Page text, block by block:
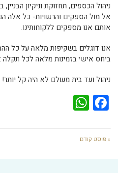
ניהול הכספים, תחזוקת וניקיון
אל מול הספקים והרשויות- כל אלה
אותם אנו מספקים ללקוחותינו.
אנו דוגלים בשקיפות מלאה על כל
ביחס אישי בזמינות מלאה לכל
ניהול ועד בית מעולם לא היה קל יותר!
Facebook
« פוסט קודם